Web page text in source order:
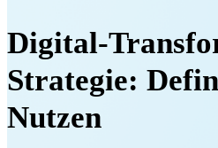
Digital-
Strategie:
Nutzen